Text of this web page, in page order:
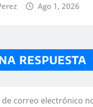
Ago 1, 2026
RESPUESTA
correo electrónico